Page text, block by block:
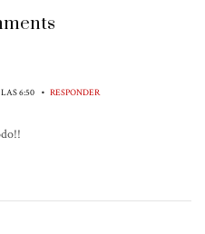
LAS 6:50 • RESPONDER